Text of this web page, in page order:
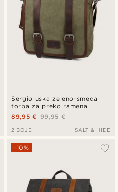
Sergio uska zeleno-smeđa
torba za preko ramena
99,95 €
89,95 €
2 BOJE SALT & HIDE
-10%